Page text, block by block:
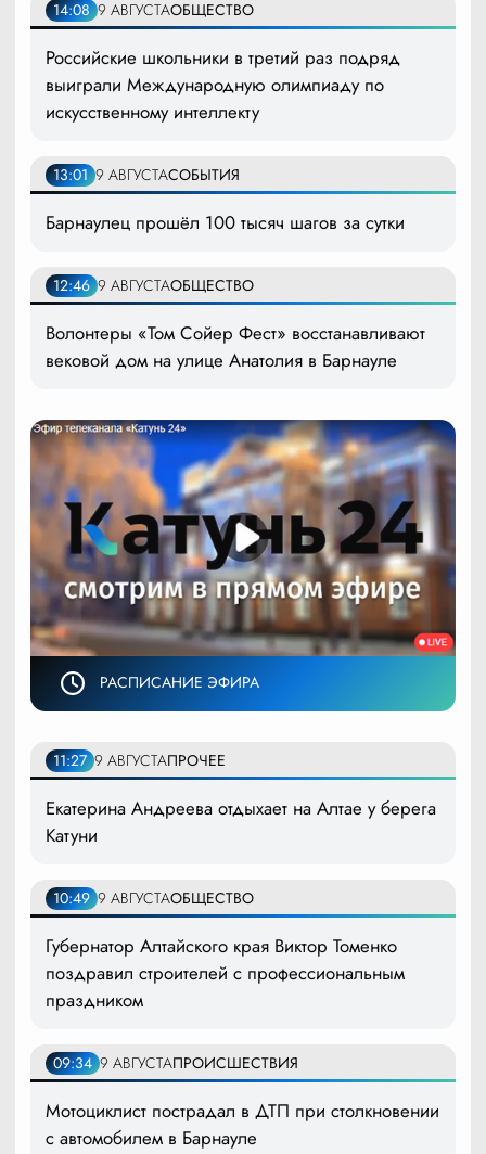
14:08 9 АВГУСТАОБЩЕСТВО
Российские школьники в третий раз подряд
выиграли Международную олимпиаду по
искусственному интеллекту
13:01 9 АВГУСТАСОБЫТИЯ
Барнаулец прошёл 100 тысяч шагов за сутки
12:46 9 АВГУСТАОБЩЕСТВО
Волонтеры «Том Сойер Фест» восстанавливают
вековой дом на улице Анатолия в Барнауле
РАСПИСАНИЕ ЭФИРА
11:27 9 АВГУСТАПРОЧЕЕ
Екатерина Андреева отдыхает на Алтае у берега
Катуни
10:49 9 АВГУСТАОБЩЕСТВО
Губернатор Алтайского края Виктор Томенко
поздравил строителей с профессиональным
праздником
09:34 9 АВГУСТАПРОИСШЕСТВИЯ
Мотоциклист пострадал в ДТП при столкновении
с автомобилем в Барнауле